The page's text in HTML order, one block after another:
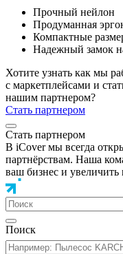
Прочный нейлон
Продуманная
Компактные
Надежный замок
Хотите узнать как мы
с маркетплейсами и
нашим партнером?
Стать партнером
Стать партнером
В iCover мы всегда
партнёрствам. Наша
ваш бизнес и
Поиск